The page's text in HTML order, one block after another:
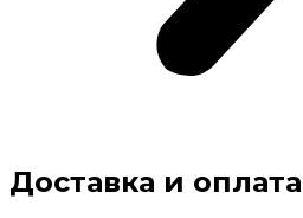
Доставка и оплата